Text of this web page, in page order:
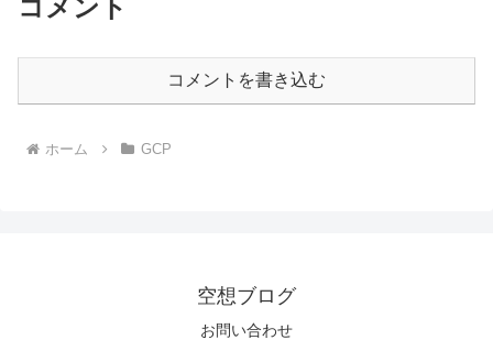
コメント
コメントを書き込む
ホーム GCP
空想ブログ
お問い合わせ